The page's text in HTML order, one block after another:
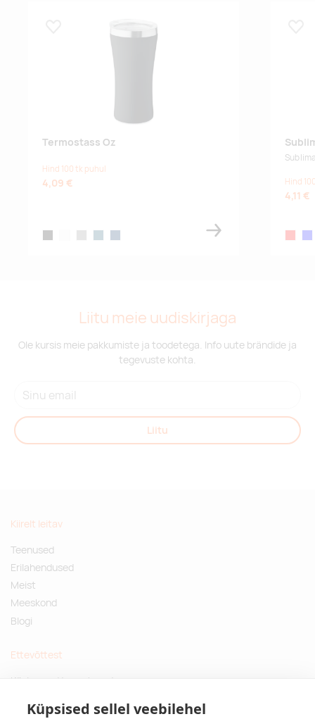
Küpsised sellel veebilehel
Termostass Oz
Hind 100 tk puhul
4,09 € Hind
4,11 €
Liitu meie uudiskirjaga
Ole kursis meie pakkumiste ja toodetega. Info uute brändide ja
tegevuste kohta.
Liitu
Kiirelt leitav
Teenused
Erilahendused
Meist
Meeskond
Blogi
Ettevõttest
Küsimused ja vastused
Privaatsuspoliitika